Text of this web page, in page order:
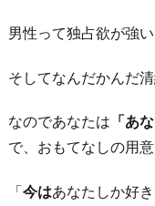
男性って独占欲が強い
そしてなんだかんだ
なのであなたは 「あ
で、おもてなしの用意
「今はあなたしか好